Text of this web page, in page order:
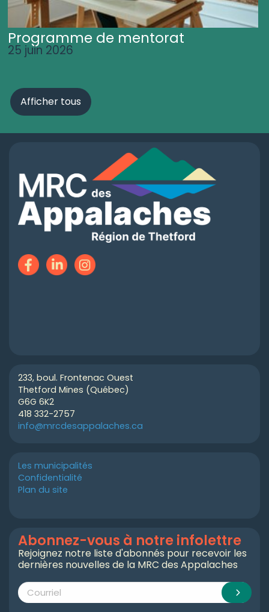
Programme de mentorat
25 juin 2026
Afficher tous
233, boul. Frontenac Ouest
Thetford Mines (Québec)
G6G 6K2
418 332-2757
info@mrcdesappalaches.ca
Les municipalités
Confidentialité
Plan du site
Abonnez-vous à notre infolettre
Rejoignez notre liste d'abonnés pour recevoir les
dernières nouvelles de la MRC des Appalaches